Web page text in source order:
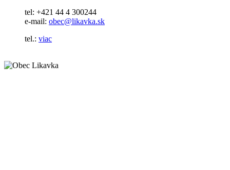
tel: +421 44 4 300244
e-mail: obec@likavka.sk
tel.: viac